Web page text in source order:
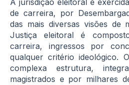
de carreira, por
das mais diversas visões
Justiça eleitoral é
carreira, ingressos por
qualquer critério ideológico.
complexa estrutura,
magistrados e por milhares